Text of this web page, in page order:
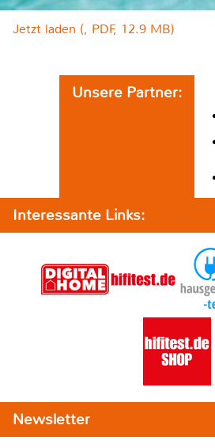
Jetzt laden (, PDF, 12.9 MB)
Unsere Partner:
Interessante Links:
Newsletter